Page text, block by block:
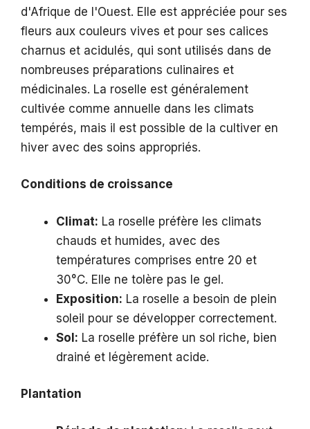
d'Afrique de l'Ouest. Elle est appréciée pour ses
fleurs aux couleurs vives et pour ses calices
charnus et acidulés, qui sont utilisés dans de
nombreuses préparations culinaires et
médicinales. La roselle est généralement
cultivée comme annuelle dans les climats
tempérés, mais il est possible de la cultiver en
hiver avec des soins appropriés.
Conditions de croissance
Climat: La roselle préfère les climats
chauds et humides, avec des
températures comprises entre 20 et
30°C. Elle ne tolère pas le gel.
Exposition: La roselle a besoin de plein
soleil pour se développer correctement.
Sol: La roselle préfère un sol riche, bien
drainé et légèrement acide.
Plantation